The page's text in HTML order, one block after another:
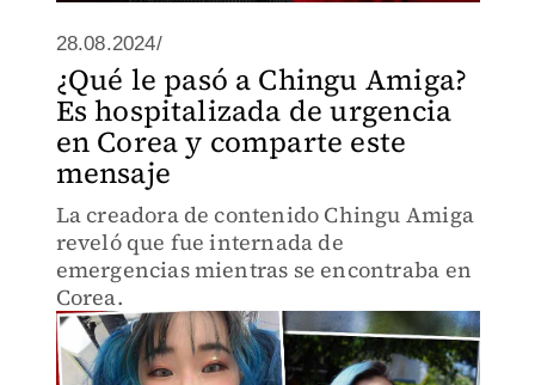
28.08.2024/
¿Qué le pasó a Chingu Amiga?
Es hospitalizada de urgencia
en Corea y comparte este
mensaje
La creadora de contenido Chingu Amiga
reveló que fue internada de
emergencias mientras se encontraba en
Corea.